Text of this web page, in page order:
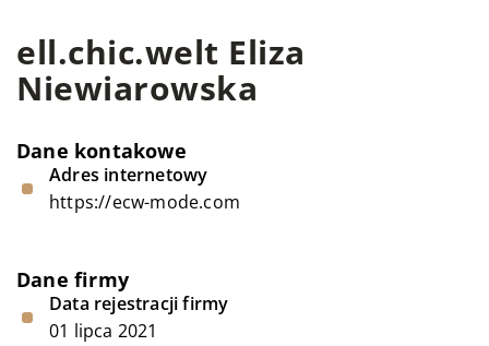
ell.chic.welt Eliza
Niewiarowska
Dane kontakowe
Adres internetowy
https://ecw-mode.com
Dane firmy
Data rejestracji firmy
01 lipca 2021